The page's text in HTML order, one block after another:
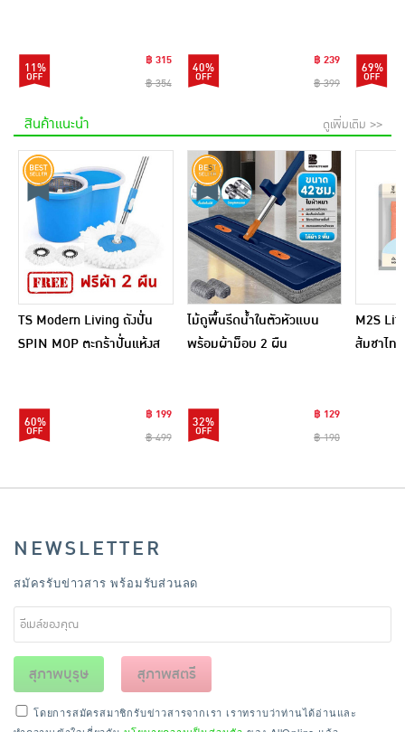
11%
฿ 315
฿ 354
40%
฿ 239
฿ 399
69%
สินค้าแนะนำ ดูเพิ่มเติม >>
TS Modern Living ถังปั่น
SPIN MOP ตะกร้าปั่นแห้งส
60%
฿ 199
฿ 499
ไม้ถูพื้นรีดน้ำในตัวหัวแบน
พร้อมผ้าม็อบ 2 ผืน
32%
฿ 129
฿ 190
M2S
ส้มชาไท
NEWSLETTER
สมัครรับข่าวสาร พร้อมรับส่วนลด
สุภาพบุรุษ สุภาพสตรี
โดยการสมัครสมาชิกรับข่าวสารจากเรา เราทราบว่าท่านได้อ่านและ